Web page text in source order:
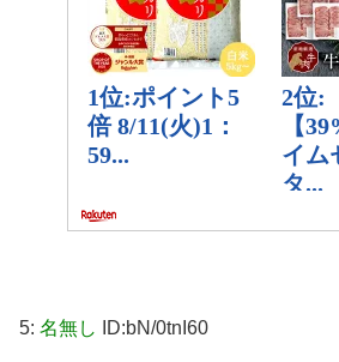
5: 名無し ID:bN/0tnI60